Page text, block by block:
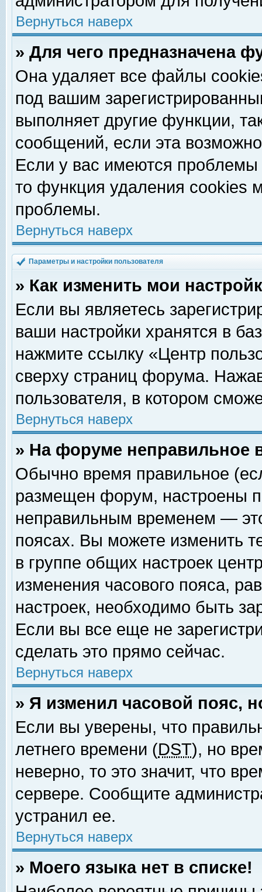
Вернуться наверх
» Для чего предназначена
Она удаляет все файлы
под вашим
выполняет другие функции,
сообщений, если эта
Если у вас имеются
то функция удаления cookies
проблемы.
Вернуться наверх
Параметры и настройки пользователя
» Как изменить мои
Если вы являетесь
ваши настройки хранятся в
нажмите ссылку «Центр
сверху страниц форума.
пользователя, в котором
Вернуться наверх
» На форуме неправильное
Обычно время правильное
размещен форум, настроены
неправильным временем —
поясах. Вы можете изменить
в группе общих настроек
изменения часового пояса,
настроек, необходимо быть
Если вы все еще не
сделать это прямо сейчас.
Вернуться наверх
» Я изменил часовой пояс,
Если вы уверены, что
летнего времени (DST), но
неверно, то это значит, что
сервере. Сообщите
устранил ее.
Вернуться наверх
» Моего языка нет в списке!